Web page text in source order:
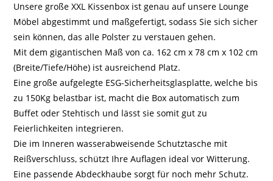
Unsere große XXL Kissenbox ist genau auf unsere Lounge
Möbel abgestimmt und maßgefertigt, sodass Sie sich sicher
sein können, das alle Polster zu verstauen gehen.
Mit dem gigantischen Maß von ca. 162 cm x 78 cm x 102 cm
(Breite/Tiefe/Höhe) ist ausreichend Platz.
Eine große aufgelegte ESG-Sicherheitsglasplatte, welche bis
zu 150Kg belastbar ist, macht die Box automatisch zum
Buffet oder Stehtisch und lässt sie somit gut zu
Feierlichkeiten integrieren.
Die im Inneren wasserabweisende Schutztasche mit
Reißverschluss, schützt Ihre Auflagen ideal vor Witterung.
Eine passende Abdeckhaube sorgt für noch mehr Schutz.